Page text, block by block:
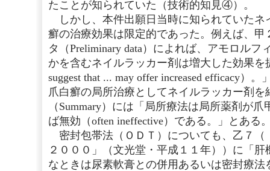
たことが知られていた（技術的知見④）。
しかし、本件出願日当時に知られていたネ
癬の治療効果は限定的であった。例えば、
タ（Preliminary data）によれば、アモロルフ
かを含むネイルラッカー剤は増大した効果
suggest that ... may offer increased efficacy）
爪白癬の局所治療としてネイルラッカー剤を
（Summary）には「局所療法は局所薬剤が
ば無効（often ineffective）である。」とある
密封包帯法（ＯＤＴ）についても、乙７（
２０００」（文光堂・平成１１年））に「
なときは尿素軟膏との併用あるいは密封療法